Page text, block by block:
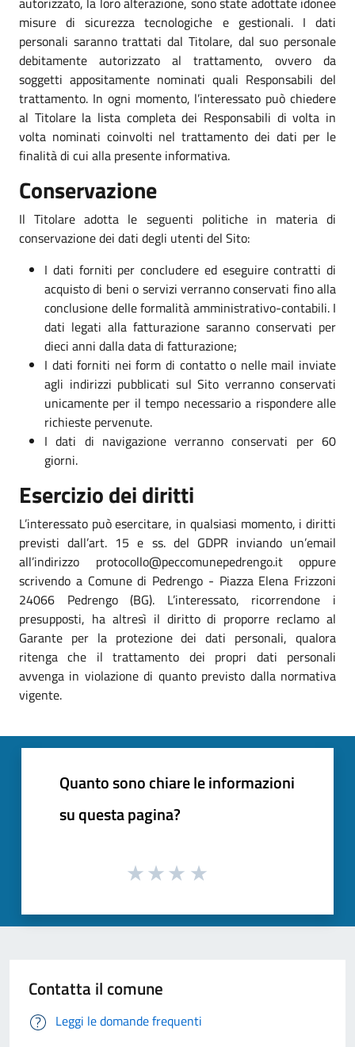
misure di sicurezza tecnologiche e gestionali. I dati
personali saranno trattati dal Titolare, dal suo personale
debitamente autorizzato al trattamento, ovvero da
soggetti appositamente nominati quali Responsabili del
trattamento. In ogni momento, l’interessato può chiedere
al Titolare la lista completa dei Responsabili di volta in
volta nominati coinvolti nel trattamento dei dati per le
finalità di cui alla presente informativa.
Conservazione
Il Titolare adotta le seguenti politiche in materia di
conservazione dei dati degli utenti del Sito:
I dati forniti per concludere ed eseguire contratti di
acquisto di beni o servizi verranno conservati fino alla
conclusione delle formalità amministrativo-contabili. I
dati legati alla fatturazione saranno conservati per
dieci anni dalla data di fatturazione;
I dati forniti nei form di contatto o nelle mail inviate
agli indirizzi pubblicati sul Sito verranno conservati
unicamente per il tempo necessario a rispondere alle
richieste pervenute.
I dati di navigazione verranno conservati per 60
giorni.
Esercizio dei diritti
L’interessato può esercitare, in qualsiasi momento, i diritti
previsti dall’art. 15 e ss. del GDPR inviando un’email
all’indirizzo protocollo@peccomunepedrengo.it oppure
scrivendo a Comune di Pedrengo - Piazza Elena Frizzoni
24066 Pedrengo (BG). L’interessato, ricorrendone i
presupposti, ha altresì il diritto di proporre reclamo al
Garante per la protezione dei dati personali, qualora
ritenga che il trattamento dei propri dati personali
avvenga in violazione di quanto previsto dalla normativa
vigente.
Quanto sono chiare le informazioni
su questa pagina?
Contatta il comune
Leggi le domande frequenti